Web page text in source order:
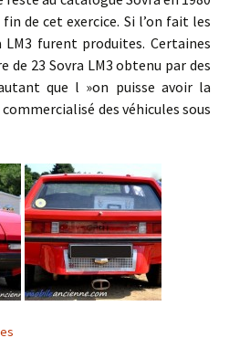
de cet exercice. Si l’on fait les
LM3 furent produites. Certaines
de 23 Sovra LM3 obtenu par des
que l »on puisse avoir la
des véhicules sous